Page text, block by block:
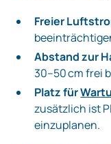
Freier
Abstand zur
30–50 cm frei
Platz für
zusätzlich ist
einzuplanen.